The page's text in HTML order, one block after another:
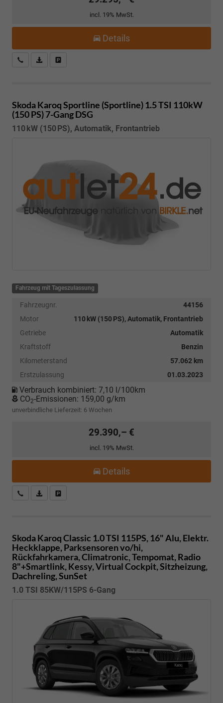
incl. 19% MwSt.
Details
Kostenloser Rückruf-Service
PDF-Datei, Fahrzeugexposé drucken
Skoda KaroqSportline (Sportline) 1.5 TSI 110kW
(150 PS) 7-Gang DSG
110 kW (150 PS), Automatik, Frontantrieb
Fahrzeug mit Tageszulassung
Fahrzeugnr.
44156
Motor
110 kW (150 PS), Automatik, Frontantrieb
Getriebe
Automatik
Kraftstoff
Benzin
Kilometerstand
57.062 km
Erstzulassung
01.03.2023
Verbrauch kombiniert: 7,10 l/100km
CO2-Emissionen: 159,00 g/km
unverbindliche Lieferzeit: 6 Wochen
29.390,– €
incl. 19% MwSt.
Details
Kostenloser Rückruf-Service
PDF-Datei, Fahrzeugexposé drucken
Skoda KaroqClassic 1.0 TSI 115PS, 16" Alu, Elektr.
Heckklappe, Parksensoren vo/hi,
Rückfahrkamera, Climatronic, Tempomat, Radio
8"+Smartlink, Kessy, Virtual Cockpit, Sitzheizung,
Dachreling, SunSet
1.0 TSI 85KW/115PS 6-Gang